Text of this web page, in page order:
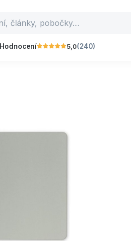
Hodnocení 5,0(240)